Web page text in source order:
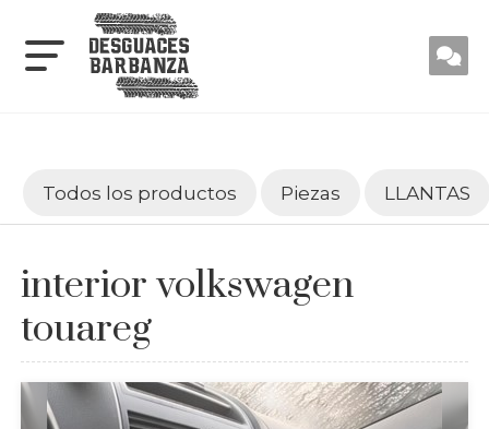
Todos los productos Piezas LLANTAS
interior volkswagen
touareg